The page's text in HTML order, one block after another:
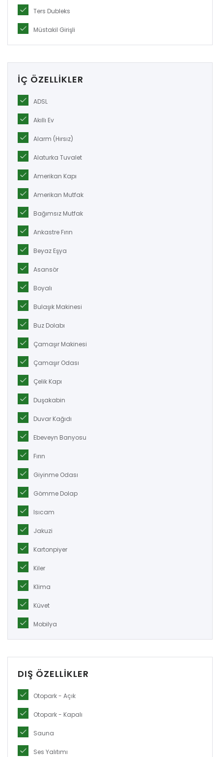
Ters Dubleks
Müstakil Girişli
İÇ ÖZELLIKLER
ADSL
Akıllı Ev
Alarm (Hırsız)
Alaturka Tuvalet
Amerikan Kapı
Amerikan Mutfak
Bağımsız Mutfak
Ankastre Fırın
Beyaz Eşya
Asansör
Boyalı
Bulaşık Makinesi
Buz Dolabı
Çamaşır Makinesi
Çamaşır Odası
Çelik Kapı
Duşakabin
Duvar Kağıdı
Ebeveyn Banyosu
Fırın
Giyinme Odası
Gömme Dolap
Isıcam
Jakuzi
Kartonpiyer
Kiler
Klima
Küvet
Mobilya
DIŞ ÖZELLIKLER
Otopark - Açık
Otopark - Kapalı
Sauna
Ses Yalıtımı